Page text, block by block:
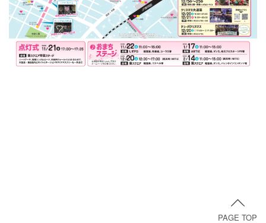
PAGE TOP